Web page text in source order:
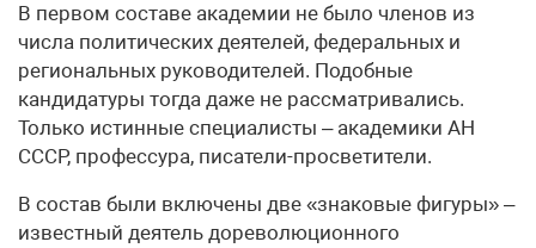
В первом составе академии не было членов из
числа политических деятелей, федеральных и
региональных руководителей. Подобные
кандидатуры тогда даже не рассматривались.
Только истинные специалис­ты – академики АН
СССР, профессура, писатели-просветители.
В состав были включены две «знаковые фигуры» –
известный деятель дореволюционного